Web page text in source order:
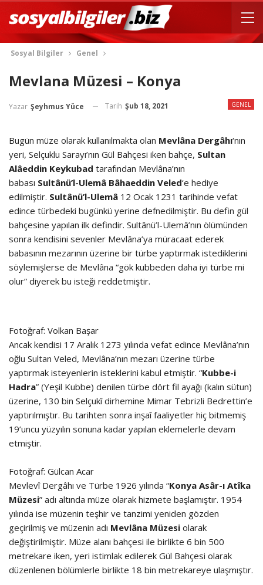
Sosyal Bilgiler Genel
Mevlana Müzesi – Konya
GENEL
Yazar Şeyhmus Yüce Tarih Şub 18, 2021
Bugün müze olarak kullanılmakta olan Mevlâna Dergâhı‘nın
yeri, Selçuklu Sarayı’nın Gül Bahçesi iken bahçe, Sultan
Alâeddin Keykubad tarafından Mevlâna’nın
babası Sultânü’l-Ulemâ Bâhaeddin Veled‘e hediye
edilmiştir. Sultânü’l-Ulemâ 12 Ocak 1231 tarihinde vefat
edince türbedeki bugünkü yerine defnedilmiştir. Bu defin gül
bahçesine yapılan ilk defindir. Sultânü’l-Ulemâ’nın ölümünden
sonra kendisini sevenler Mevlâna’ya müracaat ederek
babasının mezarının üzerine bir türbe yaptırmak istediklerini
söylemişlerse de Mevlâna “gök kubbeden daha iyi türbe mi
olur” diyerek bu isteği reddetmiştir.
Fotoğraf: Volkan Başar
Ancak kendisi 17 Aralık 1273 yılında vefat edince Mevlâna’nın
oğlu Sultan Veled, Mevlâna’nın mezarı üzerine türbe
yaptırmak isteyenlerin isteklerini kabul etmiştir. “Kubbe-i
Hadra” (Yeşil Kubbe) denilen türbe dört fil ayağı (kalın sütun)
üzerine, 130 bin Selçukî dirhemine Mimar Tebrizli Bedrettin’e
yaptırılmıştır. Bu tarihten sonra inşaî faaliyetler hiç bitmemiş
19’uncu yüzyılın sonuna kadar yapılan eklemelerle devam
etmiştir.
Fotoğraf: Gülcan Acar
Mevlevî Dergâhı ve Türbe 1926 yılında “Konya Asâr-ı Atîka
Müzesi” adı altında müze olarak hizmete başlamıştır. 1954
yılında ise müzenin teşhir ve tanzimi yeniden gözden
geçirilmiş ve müzenin adı Mevlâna Müzesi olarak
değiştirilmiştir. Müze alanı bahçesi ile birlikte 6 bin 500
metrekare iken, yeri istimlak edilerek Gül Bahçesi olarak
düzenlenen bölümlerle birlikte 18 bin metrekareye ulaşmıştır.